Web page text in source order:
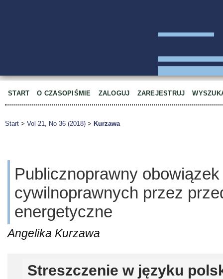
START O CZASOPIŚMIE ZALOGUJ ZAREJESTRUJ
Start > Vol 21, No 36 (2018) > Kurzawa
Publicznoprawny
cywilnoprawnych przez
energetyczne
Angelika Kurzawa
Streszczenie w języku